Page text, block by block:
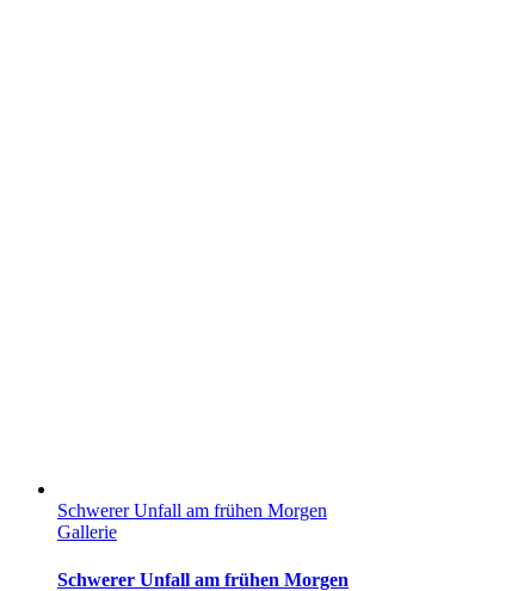
Schwerer Unfall am frühen Morgen
Gallerie
Schwerer Unfall am frühen Morgen